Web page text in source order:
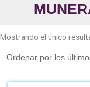
Mostrando el único